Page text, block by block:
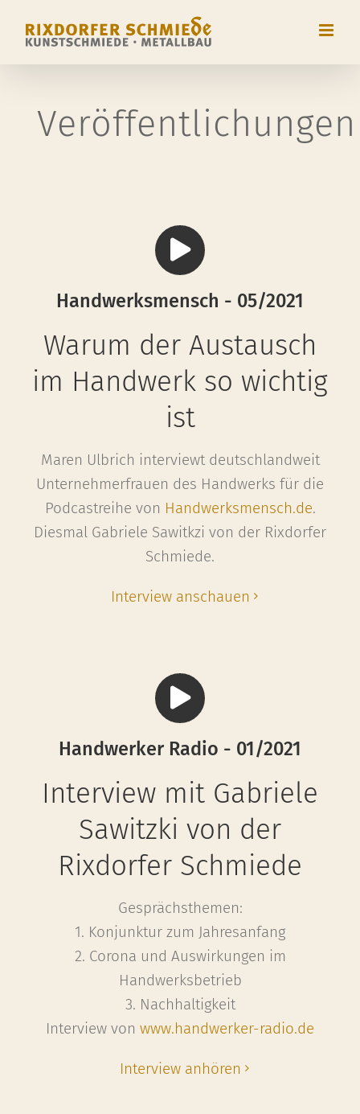
Inhalt
Veröffentlichungen
Handwerksmensch - 05/2021
Warum der Austausch
im Handwerk so wichtig
ist
Maren Ulbrich interviewt deutschlandweit
Unternehmerfrauen des Handwerks für die
Podcastreihe von Handwerksmensch.de.
Diesmal Gabriele Sawitkzi von der Rixdorfer
Schmiede.
Interview anschauen
Handwerker Radio - 01/2021
Interview mit Gabriele
Sawitzki von der
Rixdorfer Schmiede
Gesprächsthemen:
1. Konjunktur zum Jahresanfang
2. Corona und Auswirkungen im
Handwerksbetrieb
3. Nachhaltigkeit
Interview von www.handwerker-radio.de
Interview anhören